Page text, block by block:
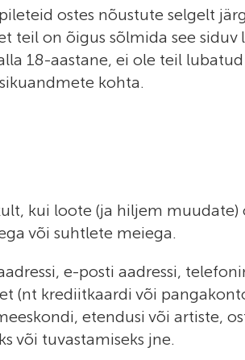
ostes nõustute selgelt
teil on õigus sõlmida see
18-aastane, ei ole teil
kohta.
kui loote (ja hiljem
või suhtlete meiega.
e-posti aadressi,
(nt krediitkaardi või
etendusi või artiste,
või tuvastamiseks jne.